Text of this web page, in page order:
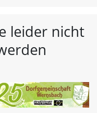
leider nicht